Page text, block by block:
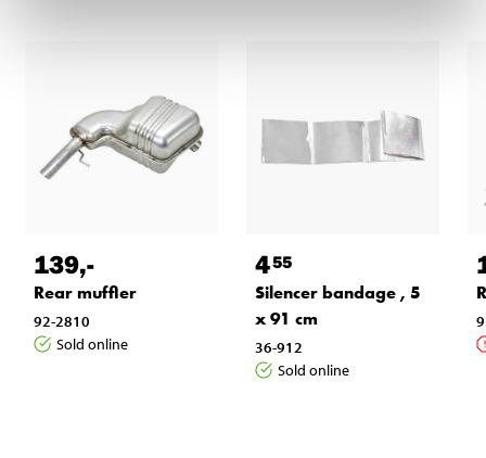
139,-
Rear muffler
92-2810
Sold online
455
Silencer bandage , 5
x 91 cm
36-912
Sold online